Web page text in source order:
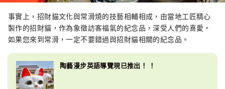
事實上，招財貓文化與常滑燒的技藝相輔相成，由當地工匠精心
製作的招財貓，作為象徵訪客福氣的紀念品，深受人們的喜愛。
如果您來到常滑，一定不要錯過與招財貓相關的紀念品。
陶藝漫步英語導覽現已推出！ ！